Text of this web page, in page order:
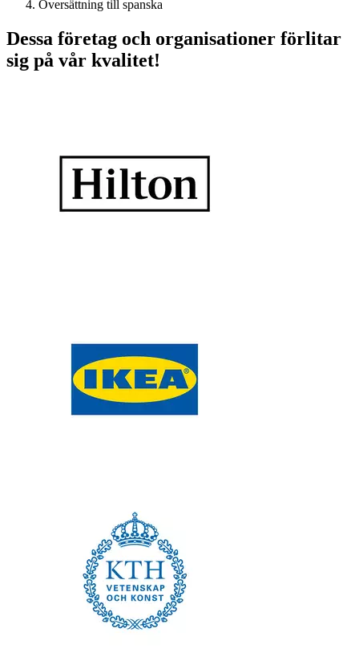
Översättning till spanska
Dessa företag och organisationer förlitar
sig på vår kvalitet!